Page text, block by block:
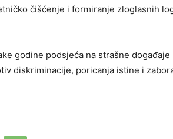
čišćenje i formiranje zloglasnih
godine podsjeća na strašne
diskriminacije, poricanja istine i